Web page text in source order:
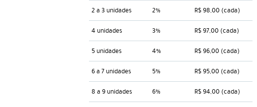
2 a 3 unidades 2% R$ 98,00 (cada)
4 unidades 3% R$ 97,00 (cada)
5 unidades 4% R$ 96,00 (cada)
6 a 7 unidades 5% R$ 95,00 (cada)
8 a 9 unidades 6% R$ 94,00 (cada)